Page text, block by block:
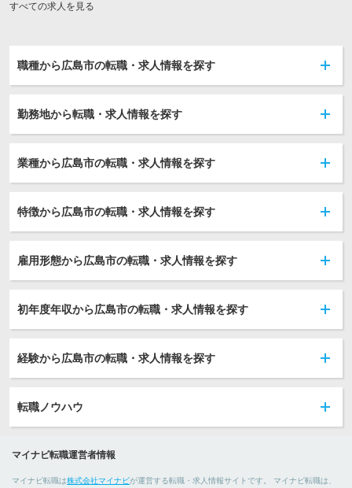
すべての求人を見る
職種から広島市の転職・求人情報を探す
勤務地から転職・求人情報を探す
業種から広島市の転職・求人情報を探す
特徴から広島市の転職・求人情報を探す
雇用形態から広島市の転職・求人情報を探す
初年度年収から広島市の転職・求人情報を探す
経験から広島市の転職・求人情報を探す
転職ノウハウ
マイナビ転職運営者情報
マイナビ転職は株式会社マイナビが運営する転職・求人情報サイトです。 マイナビ転職は、